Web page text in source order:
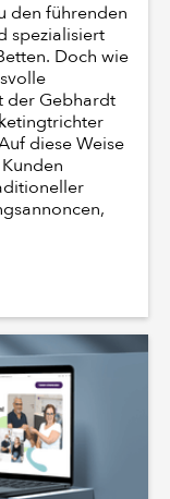
den führenden
spezialisiert
Doch wie
der Gebhardt
diese Weise